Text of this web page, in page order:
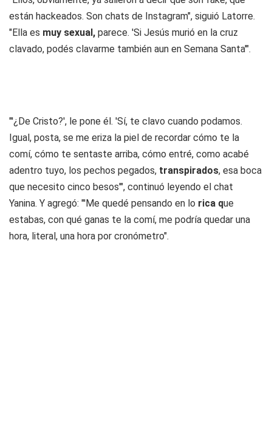
están hackeados. Son chats de Instagram", siguió Latorre.
"Ella es muy sexual, parece. 'Si Jesús murió en la cruz
clavado, podés clavarme también aun en Semana Santa'".
"'¿De Cristo?', le pone él. 'Sí, te clavo cuando podamos.
Igual, posta, se me eriza la piel de recordar cómo te la
comí, cómo te sentaste arriba, cómo entré, como acabé
adentro tuyo, los pechos pegados, transpirados, esa boca
que necesito cinco besos'", continuó leyendo el chat
Yanina. Y agregó: "'Me quedé pensando en lo rica que
estabas, con qué ganas te la comí, me podría quedar una
hora, literal, una hora por cronómetro".